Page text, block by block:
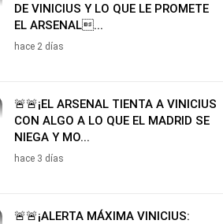
DE VINICIUS Y LO QUE LE PROMETE
EL ARSENAL...
hace 2 días
🚨🚨¡EL ARSENAL TIENTA A VINICIUS
CON ALGO A LO QUE EL MADRID SE
NIEGA Y MO...
hace 3 días
🚨🚨¡ALERTA MÁXIMA VINICIUS: